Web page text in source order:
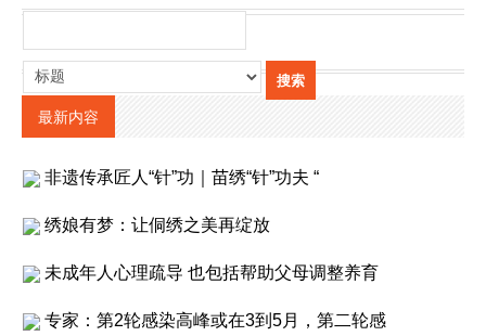
最新内容
非遗传承匠人“针”功｜苗绣“针”功夫 “
绣娘有梦：让侗绣之美再绽放
未成年人心理疏导 也包括帮助父母调整养育
专家：第2轮感染高峰或在3到5月，第二轮感